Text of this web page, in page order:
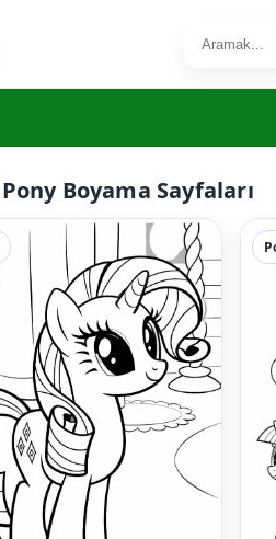
Pony Boyama Sayfaları